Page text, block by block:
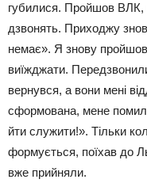
губилися. Пройшов
дзвонять. Приходжу
немає». Я знову
виїжджати.
вернувся, а вони мені
сформована, мене
йти служити!». Тільки
формується, поїхав до
вже прийняли.